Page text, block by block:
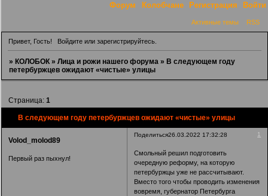
Форум Колобчане Регистрация Войти
Активные темы RSS
Привет, Гость! Войдитеили зарегистрируйтесь.
»КОЛОБОК »Лица и рожи нашего форума »В следующем году
петербуржцев ожидают «чистые» улицы
В следующем году петербуржцев ожидают «чистые» улицы
Страница:1
Поделиться 1
26.03.2022 17:32:28
Volod_molod89
Первый раз пыхнул!
Смольный решил подготовить
очередную реформу, на которую
петербуржцы уже не рассчитывают.
Вместо того чтобы проводить изменения
вовремя, губернатор Петербурга